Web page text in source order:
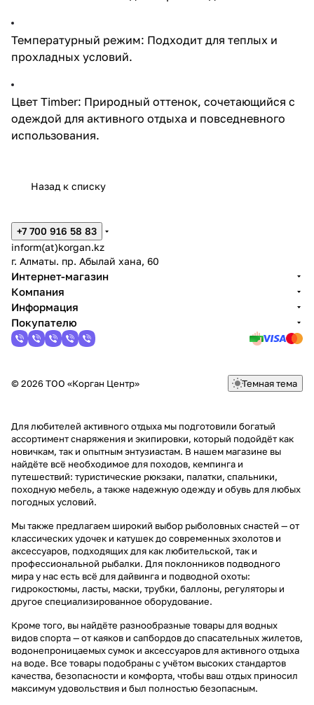
Температурный режим: Подходит для теплых и
прохладных условий.
Цвет Timber: Природный оттенок, сочетающийся с
одеждой для активного отдыха и повседневного
использования.
Назад к списку
+7 700 916 58 83
inform(at)korgan.kz
г. Алматы. пр. Абылай хана, 60
Интернет-магазин
Компания
Информация
Покупателю
© 2026 ТОО «Корган Центр» Темная тема
Для любителей активного отдыха мы подготовили богатый
ассортимент снаряжения и экипировки, который подойдёт как
новичкам, так и опытным энтузиастам. В нашем магазине вы
найдёте всё необходимое для походов, кемпинга и
путешествий: туристические рюкзаки, палатки, спальники,
походную мебель, а также надежную одежду и обувь для любых
погодных условий.
Мы также предлагаем широкий выбор рыболовных снастей — от
классических удочек и катушек до современных эхолотов и
аксессуаров, подходящих для как любительской, так и
профессиональной рыбалки. Для поклонников подводного
мира у нас есть всё для дайвинга и подводной охоты:
гидрокостюмы, ласты, маски, трубки, баллоны, регуляторы и
другое специализированное оборудование.
Кроме того, вы найдёте разнообразные товары для водных
видов спорта — от каяков и сапбордов до спасательных жилетов,
водонепроницаемых сумок и аксессуаров для активного отдыха
на воде. Все товары подобраны с учётом высоких стандартов
качества, безопасности и комфорта, чтобы ваш отдых приносил
максимум удовольствия и был полностью безопасным.